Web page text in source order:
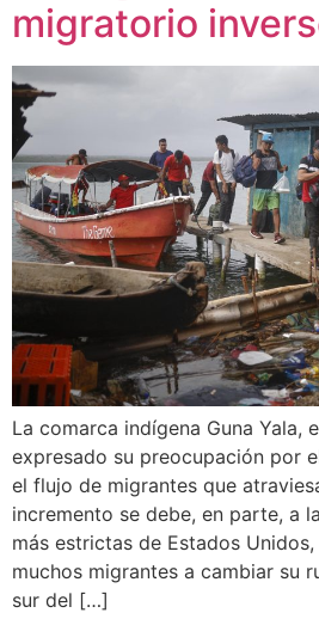
migratorio
La comarca indígena Guna Yala,
expresado su preocupación por
el flujo de migrantes que
incremento se debe, en parte, a
más estrictas de Estados
muchos migrantes a cambiar su
sur del […]